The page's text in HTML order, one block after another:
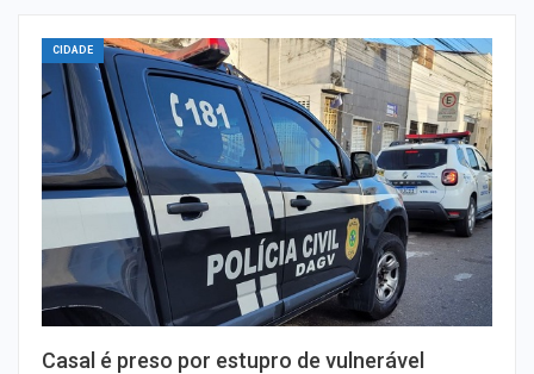
CIDADE
Casal é preso por estupro de vulnerável